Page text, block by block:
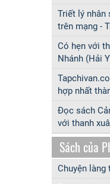
Triết lý nhân
trên mạng -
Có hẹn với
Nhánh (Hải
hợp nhất
Đọc sách
với thanh
Sách của
Chuyện làng